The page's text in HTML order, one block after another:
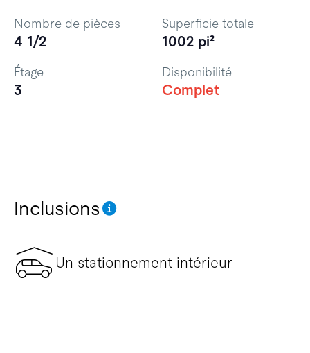
Inclusions
Un stationnement intérieur
Nombre de pièces
4 1/2
Superficie totale
1002 pi²
Étage
3
Disponibilité
Complet